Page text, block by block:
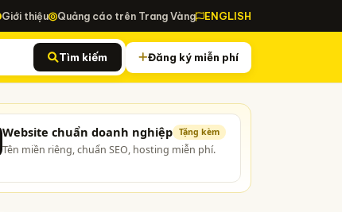
Giới thiệu Quảng cáo trên Trang Vàng ENGLISH
Tìm kiếm Đăng ký miễn phí
Website chuẩn doanh nghiệp Tặng kèm
Tên miền riêng, chuẩn SEO, hosting miễn phí.